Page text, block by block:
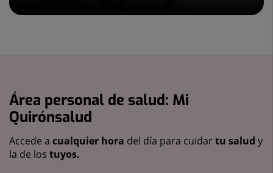
Área personal de salud: Mi
Quirónsalud
Accede a cualquier hora del día para cuidartu salud y
la de los tuyos.